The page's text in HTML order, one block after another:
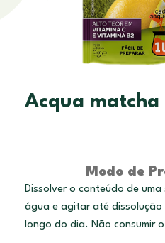
Acqua matcha
Modo de
Dissolver o conteúdo de
água e agitar até dissolução
longo do dia. Não consumir